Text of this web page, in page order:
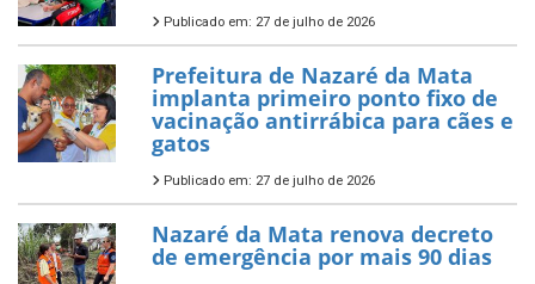
Publicado em: 27 de julho de 2026
Prefeitura de Nazaré da Mata
implanta primeiro ponto fixo de
vacinação antirrábica para cães e
gatos
Publicado em: 27 de julho de 2026
Nazaré da Mata renova decreto
de emergência por mais 90 dias